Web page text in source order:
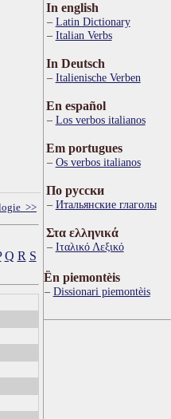
>>
Q R S
In english
Latin Dictionary
Italian Verbs
In Deutsch
Italienische Verben
En español
Los verbos italianos
Em portugues
Os verbos italianos
По русски
Итальянские глаголы
Στα ελληνικά
Ιταλικό Λεξικό
Ën piemontèis
Dissionari piemontèis